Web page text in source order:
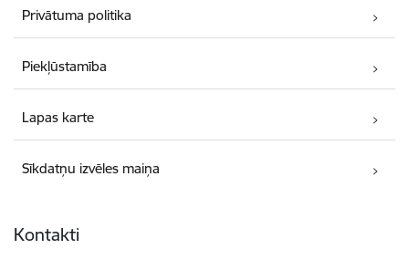
Privātuma politika
Piekļūstamība
Lapas karte
Sīkdatņu izvēles maiņa
Kontakti